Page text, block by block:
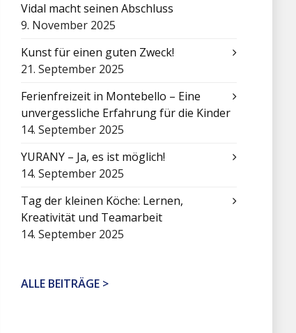
Vidal macht seinen Abschluss
9. November 2025
Kunst für einen guten Zweck!
21. September 2025
Ferienfreizeit in Montebello – Eine
unvergessliche Erfahrung für die Kinder
14. September 2025
YURANY – Ja, es ist möglich!
14. September 2025
Tag der kleinen Köche: Lernen,
Kreativität und Teamarbeit
14. September 2025
ALLE BEITRÄGE >